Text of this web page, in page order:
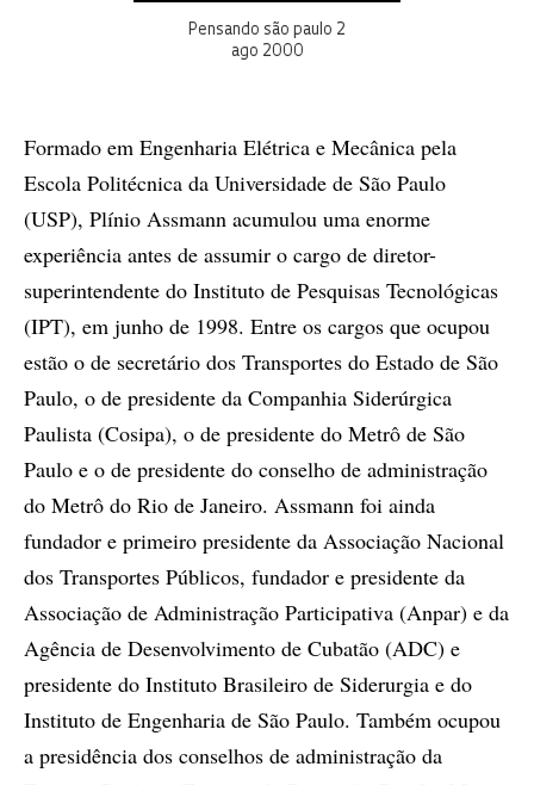
Pensando são paulo 2
ago 2000
Formado em Engenharia Elétrica e Mecânica pela
Escola Politécnica da Universidade de São Paulo
(USP), Plínio Assmann acumulou uma enorme
experiência antes de assumir o cargo de diretor-
superintendente do Instituto de Pesquisas Tecnológicas
(IPT), em junho de 1998. Entre os cargos que ocupou
estão o de secretário dos Transportes do Estado de São
Paulo, o de presidente da Companhia Siderúrgica
Paulista (Cosipa), o de presidente do Metrô de São
Paulo e o de presidente do conselho de administração
do Metrô do Rio de Janeiro. Assmann foi ainda
fundador e primeiro presidente da Associação Nacional
dos Transportes Públicos, fundador e presidente da
Associação de Administração Participativa (Anpar) e da
Agência de Desenvolvimento de Cubatão (ADC) e
presidente do Instituto Brasileiro de Siderurgia e do
Instituto de Engenharia de São Paulo. Também ocupou
a presidência dos conselhos de administração da